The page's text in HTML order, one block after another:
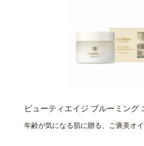
ビューティエイジ ブルーミング
年齢が気になる肌に贈る、ご褒美オ